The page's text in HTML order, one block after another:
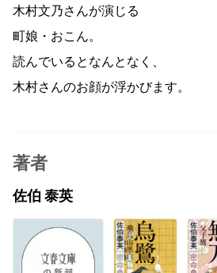
木村文乃さんが演じる
町娘・おこん。
読んでいるとなんとなく、
木村さんのお顔が浮かびます。
著者
佐伯 泰英